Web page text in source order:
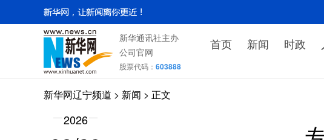
新华通讯社主办
公司官网
股票代码： 603888
首页 新闻 时政
新华网辽宁频道 > 新闻 > 正文
2026